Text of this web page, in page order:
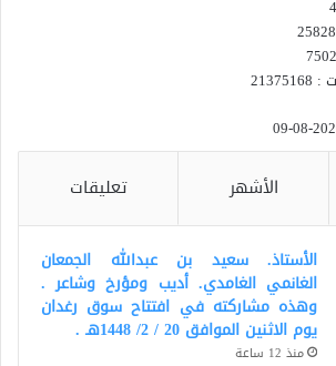
الأشهر تعليقات
الأستاذ. سعيد بن عبدالله الجمعان
الغانمي الغامدي. أديب ومؤرخ وشاعر .
وهذه مشاركته في افتتاح سوق رغدان
يوم الاثنين الموافق 20 / 2/ 1448هـ .
منذ 12 ساعة